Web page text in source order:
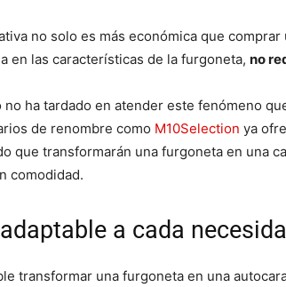
no solo es más económica que
en las características de la furgoneta, no
no ha tardado en atender este fenómeno
de renombre como M10Selection ya
que transformarán una furgoneta en una
comodidad.
a cada
transformar una furgoneta en una